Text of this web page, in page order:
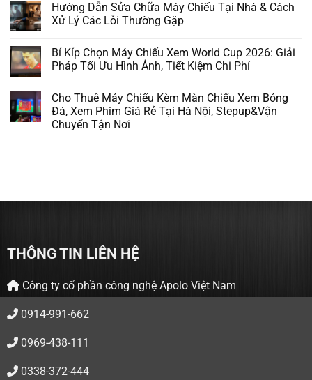
Hướng Dẫn Sửa Chữa Máy Chiếu Tại Nhà & Cách
Xử Lý Các Lỗi Thường Gặp
Bí Kíp Chọn Máy Chiếu Xem World Cup 2026: Giải
Pháp Tối Ưu Hình Ảnh, Tiết Kiệm Chi Phí
Cho Thuê Máy Chiếu Kèm Màn Chiếu Xem Bóng
Đá, Xem Phim Giá Rẻ Tại Hà Nội, Stepup&Vận
Chuyển Tận Nơi
THÔNG TIN LIÊN HỆ
Công ty cổ phần công nghệ Apolo Việt Nam
0914-991-662
0969-438-111
0338-372-444